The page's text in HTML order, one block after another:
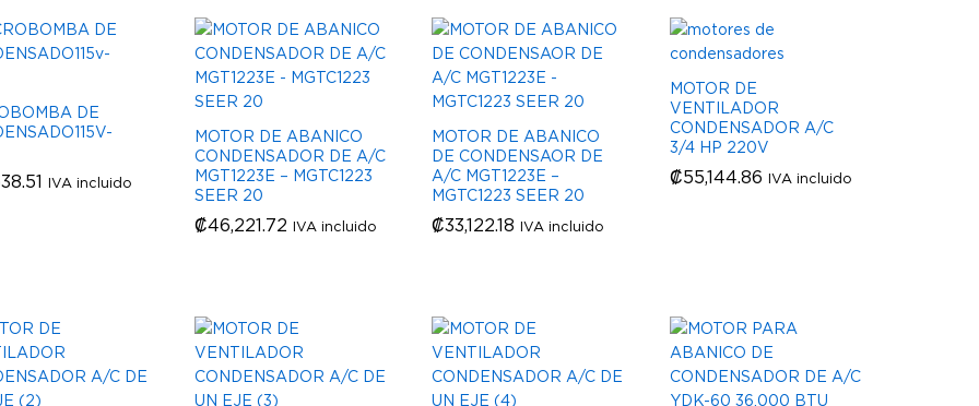
DE
IVA incluido
MOTOR DE ABANICO
CONDENSADOR DE A/C
MGT1223E – MGTC1223
SEER 20
₡46,221.72 IVA incluido
₡46,221.72
MOTOR DE ABANICO
DE CONDENSAOR DE
A/C MGT1223E –
MGTC1223 SEER 20
₡33,122.18 IVA incluido
₡33,122.18
MOTOR DE
VENTILADOR
CONDENSADOR A/C
3/4 HP 220V
₡55,144.86 IVA incluido
₡55,144.86